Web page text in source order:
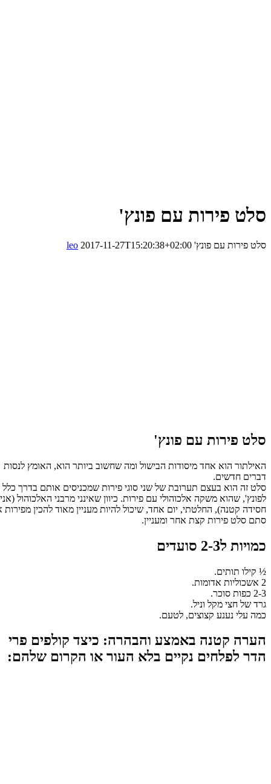
פירות עם פונץ'
פירות עם פונץ' leo 2017-11-27T15:20:38+02:00
פירות עם פונץ'
הוא אחד מיסודות הבישול ומה שחשוב ביותר הוא, האומץ לנסות
חדשים.
זה הוא בעצם תערובת של שני סוגי פירות שמכניסים אותם בדרך כלל
שהוא משקה אלכוהולי עם פירות. כיוון שאינני מרבני האלכוהול (אני רק
קטנה), החלטתי, יום אחד, שיכול להיות מעניין מאוד להכין מפירות אלו,
סלט פירות קצת אחר ומעניין.
ל2-3 סועדים
תותים.
של חצי מקל וניל.
עלי נענע קצוצים, לטעם.
קטנה באמצע והבהרה: כיצד קולפים פרי
לפלחים נקיים בלא העור או הקרום שלהם: